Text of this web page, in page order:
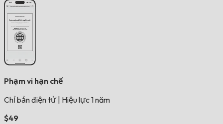
Phạm vi hạn chế
Chỉ bản điện tử Hiệu lực 1 năm
$49